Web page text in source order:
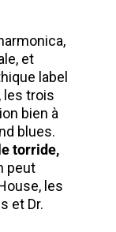
et
label
les trois
bien à
blues.
torride,
peut
les
et Dr.